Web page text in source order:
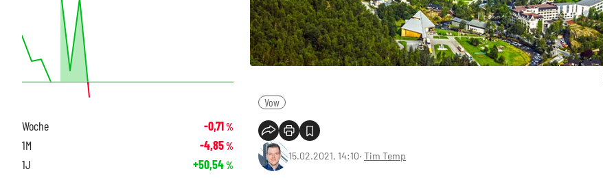
Vow
15.02.2021, 14:10‧ Tim Temp
Woche -0,71%
1M -4,85%
1J +50,54%